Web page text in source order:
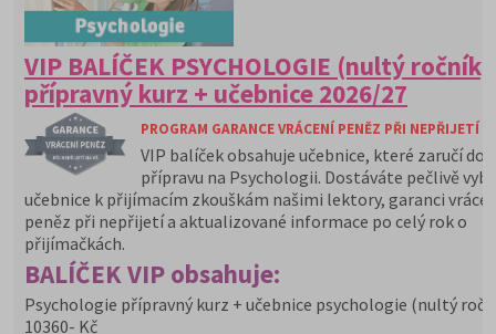
VIP BALÍČEK PSYCHOLOGIE (nultý ročník)
přípravný kurz + učebnice 2026/27
PROGRAM GARANCE VRÁCENÍ PENĚZ PŘI NEPŘIJETÍ
VIP balíček obsahuje učebnice, které zaručí
přípravu na Psychologii. Dostáváte pečlivě
učebnice k přijímacím zkouškám našimi lektory, garanci
peněz při nepřijetí a aktualizované informace po celý rok o
přijímačkách.
BALÍČEK VIP obsahuje:
Psychologie přípravný kurz + učebnice psychologie (nultý
10360- Kč